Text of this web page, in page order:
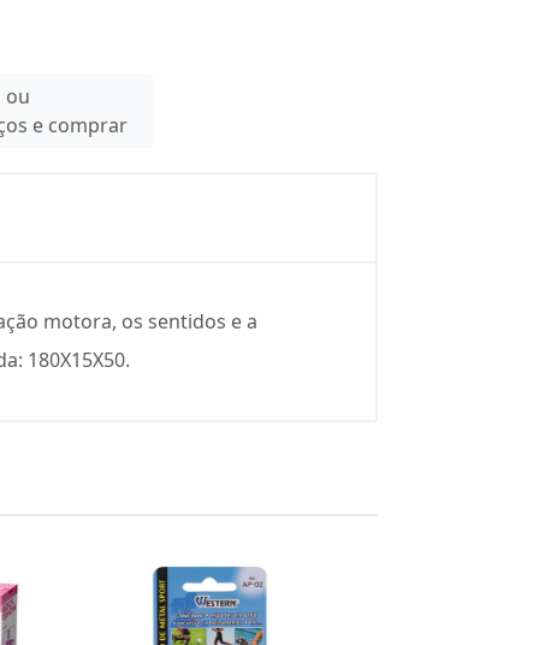
ou
e comprar
motora, os sentidos e a
180X15X50.